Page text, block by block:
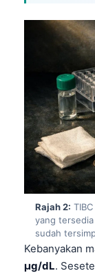
Rajah 2:
yang
sudah
Kebanyakan
µg/dL.